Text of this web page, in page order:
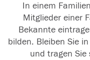
In einem
Mitglieder einer
Bekannte
bilden. Bleiben Sie
und tragen Sie